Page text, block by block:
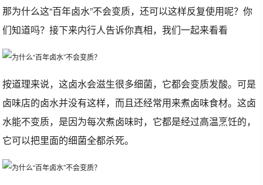
那为什么这“百年卤水”不会变质，还可以这样反复使用呢？你
们知道吗？接下来内行人告诉你真相，我们一起来看看
按道理来说，这卤水会滋生很多细菌，它都会变质发酸。可是
卤味店的卤水并没有这样，而且还经常用来煮卤味食材。这卤
水能不变质，是因为每次煮卤味时，它都是经过高温烹饪的，
它可以把里面的细菌全都杀死。